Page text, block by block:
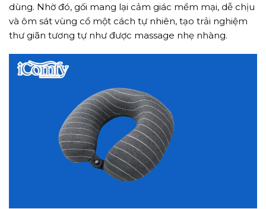
dùng. Nhờ đó, gối mang lại cảm giác mềm mại, dễ chịu
và ôm sát vùng cổ một cách tự nhiên, tạo trải nghiệm
thư giãn tương tự như được massage nhẹ nhàng.